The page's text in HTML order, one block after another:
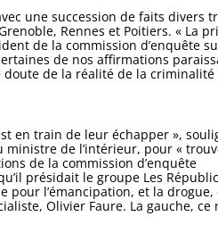
une succession de faits divers
Rennes et Poitiers. « La
de la commission d’enquête
de nos affirmations
doute de la réalité de la criminalité
en train de leur échapper »,
ministre de l’intérieur, pour «
de la commission d’enquête
présidait le groupe Les
pour l’émancipation, et la drogue,
Olivier Faure. La gauche, ce